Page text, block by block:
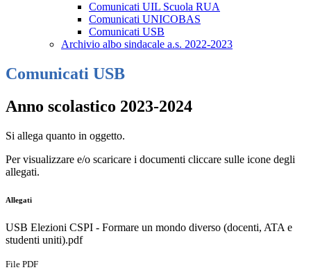
Comunicati UIL Scuola RUA
Comunicati UNICOBAS
Comunicati USB
Archivio albo sindacale a.s. 2022-2023
Comunicati USB
Anno scolastico 2023-2024
Si allega quanto in oggetto.
Per visualizzare e/o scaricare i documenti cliccare sulle icone degli
allegati.
Allegati
USB Elezioni CSPI - Formare un mondo diverso (docenti, ATA e
studenti uniti).pdf
File PDF